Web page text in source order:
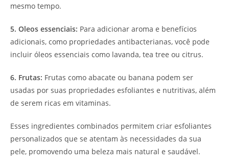
mesmo tempo.
5. Oleos essenciais: Para adicionar aroma e benefícios
adicionais, como propriedades antibacterianas, você pode
incluir óleos essenciais como lavanda, tea tree ou citrus.
6. Frutas: Frutas como abacate ou banana podem ser
usadas por suas propriedades esfoliantes e nutritivas, além
de serem ricas em vitaminas.
Esses ingredientes combinados permitem criar esfoliantes
personalizados que se atentam às necessidades da sua
pele, promovendo uma beleza mais natural e saudável.